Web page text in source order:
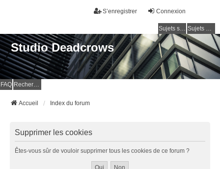
Connexion
S’enregistrer
Sujets sans réponse Sujets actifs
Studio Deadcrows
FAQ Rechercher
Accueil Index du forum
Supprimer les cookies
Êtes-vous sûr de vouloir supprimer tous les cookies de ce forum ?